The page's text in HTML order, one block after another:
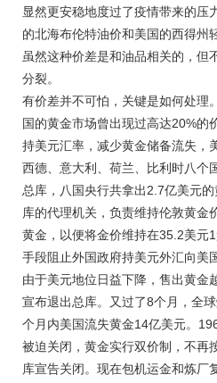
显然更安稳地度过了疫情带来的压
的北海布伦特油价和美国的西得州
虽然这种价差是和油品相关的，但
分裂。
有价差并不可怕，关键是如何处理
国的黄金市场曾出现过高达20%的
持美元汇率，减少黄金储备流失，
西德、意大利、荷兰、比利时八个
总库，八国央行共拿出2.7亿美元
库的代理机关，负责维持伦敦黄金
黄金，以便将金价维持在35.2美元
手段阻止外国政府持美元外汇向美
由于美元地位日益下降，售出黄金
宣布退出总库。又过了8个月，全
个月内美国流失黄金14亿美元。
被迫关闭，黄金实行双价制，不再
库宣告关闭。现在包机运金和炼厂